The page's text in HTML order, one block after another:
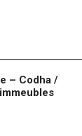
– Codha /